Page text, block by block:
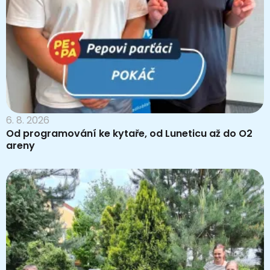
6. 8. 2026
Od programování ke kytaře, od Luneticu až do O2
areny